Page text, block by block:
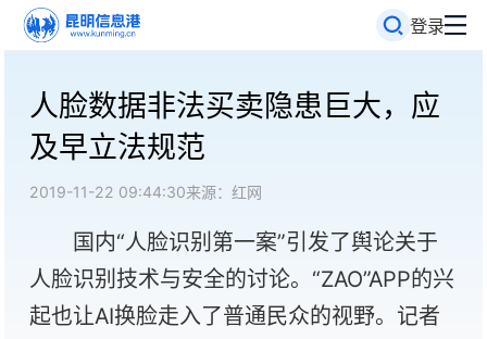
登录
人脸数据非法买卖隐患巨大，应
及早立法规范
2019-11-22 09:44:30来源：红网
国内“人脸识别第一案”引发了舆论关于
人脸识别技术与安全的讨论。“ZAO”APP的兴
起也让AI换脸走入了普通民众的视野。记者